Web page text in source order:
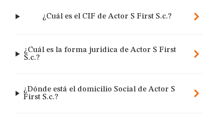
¿Cuál es el CIF de Actor S First S.c.?
¿Cuál es la forma jurídica de Actor S First
S.c.?
¿Dónde está el domicilio Social de Actor S
First S.c.?